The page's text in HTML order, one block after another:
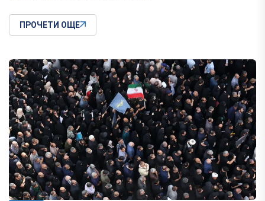
ПРОЧЕТИ ОЩЕ